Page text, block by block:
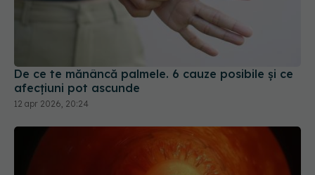
De ce te mănâncă palmele. 6 cauze posibile și ce
afecțiuni pot ascunde
12 apr 2026, 20:24